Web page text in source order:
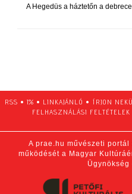
A Hegedüs a háztetőn a
RSS • 1% • LINKAJÁNLÓ • ÍRJON
FELHASZNÁLÁSI FELTÉTELEK
A prae.hu művészeti
működését a Magyar